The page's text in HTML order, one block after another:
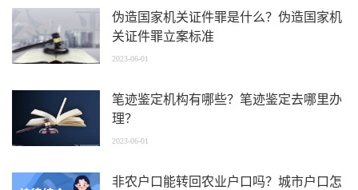
伪造国家机关证件罪是什么？伪造国家机
关证件罪立案标准
2023-06-01
笔迹鉴定机构有哪些？笔迹鉴定去哪里办
理？
2023-06-01
非农户口能转回农业户口吗？城市户口怎